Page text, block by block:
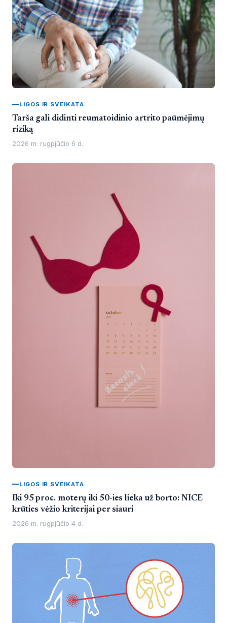
LIGOS IR SVEIKATA
Tarša gali didinti reumatoidinio artrito paūmėjimų
riziką
2026 m. rugpjūčio 6 d.
LIGOS IR SVEIKATA
Iki 95 proc. moterų iki 50-ies lieka už borto: NICE
krūties vėžio kriterijai per siauri
2026 m. rugpjūčio 4 d.